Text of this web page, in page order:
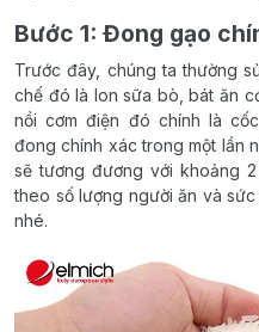
Bước 1: Đong gạo
Trước đây, chúng ta thường
chế đó là lon sữa bò, bát ăn
nồi cơm điện đó chính là
đong chính xác trong một lần
sẽ tương đương với khoảng
theo số lượng người ăn và
nhé.